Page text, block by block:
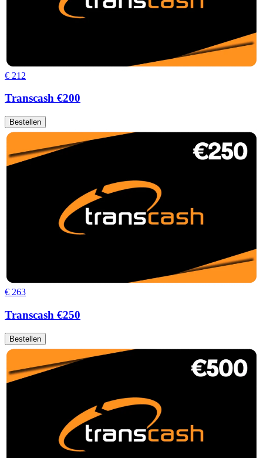
€ 212
Transcash €200
Bestellen
€ 263
Transcash €250
Bestellen